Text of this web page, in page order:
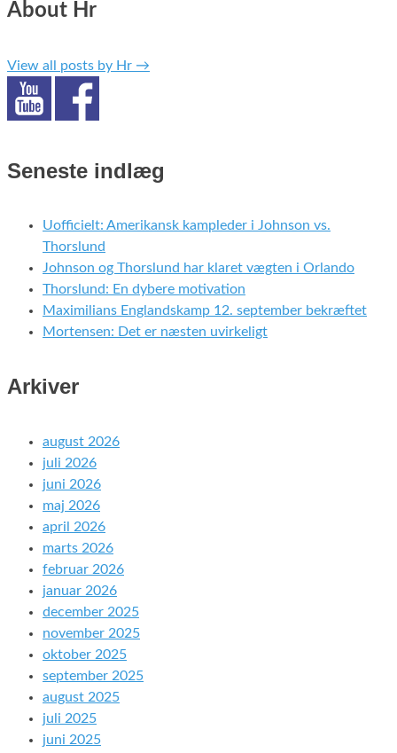
About Hr
View all posts by Hr →
Seneste indlæg
Uofficielt: Amerikansk kampleder i Johnson vs.
Thorslund
Johnson og Thorslund har klaret vægten i Orlando
Thorslund: En dybere motivation
Maximilians Englandskamp 12. september bekræftet
Mortensen: Det er næsten uvirkeligt
Arkiver
august 2026
juli 2026
juni 2026
maj 2026
april 2026
marts 2026
februar 2026
januar 2026
december 2025
november 2025
oktober 2025
september 2025
august 2025
juli 2025
juni 2025